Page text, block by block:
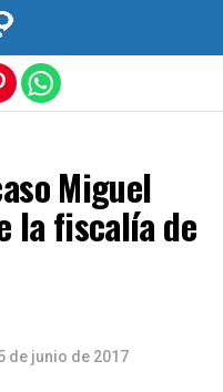
Miguel
la fiscalía de
de junio de 2017
móvil